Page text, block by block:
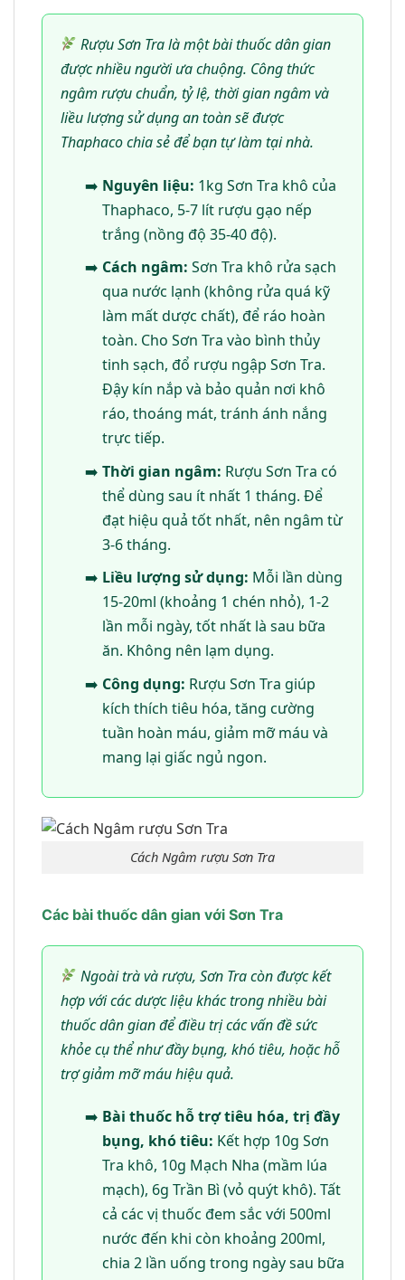
Rượu Sơn Tra là một bài thuốc dân gian
được nhiều người ưa chuộng. Công thức
ngâm rượu chuẩn, tỷ lệ, thời gian ngâm và
liều lượng sử dụng an toàn sẽ được
Thaphaco chia sẻ để bạn tự làm tại nhà.
Nguyên liệu: 1kg Sơn Tra khô của
Thaphaco, 5-7 lít rượu gạo nếp
trắng (nồng độ 35-40 độ).
Cách ngâm: Sơn Tra khô rửa sạch
qua nước lạnh (không rửa quá kỹ
làm mất dược chất), để ráo hoàn
toàn. Cho Sơn Tra vào bình thủy
tinh sạch, đổ rượu ngập Sơn Tra.
Đậy kín nắp và bảo quản nơi khô
ráo, thoáng mát, tránh ánh nắng
trực tiếp.
Thời gian ngâm: Rượu Sơn Tra có
thể dùng sau ít nhất 1 tháng. Để
đạt hiệu quả tốt nhất, nên ngâm từ
3-6 tháng.
Liều lượng sử dụng: Mỗi lần dùng
15-20ml (khoảng 1 chén nhỏ), 1-2
lần mỗi ngày, tốt nhất là sau bữa
ăn. Không nên lạm dụng.
Công dụng: Rượu Sơn Tra giúp
kích thích tiêu hóa, tăng cường
tuần hoàn máu, giảm mỡ máu và
mang lại giấc ngủ ngon.
Cách Ngâm rượu Sơn Tra
Các bài thuốc dân gian với Sơn Tra
Ngoài trà và rượu, Sơn Tra còn được kết
hợp với các dược liệu khác trong nhiều bài
thuốc dân gian để điều trị các vấn đề sức
khỏe cụ thể như đầy bụng, khó tiêu, hoặc hỗ
trợ giảm mỡ máu hiệu quả.
Bài thuốc hỗ trợ tiêu hóa, trị đầy
bụng, khó tiêu: Kết hợp 10g Sơn
Tra khô, 10g Mạch Nha (mầm lúa
mạch), 6g Trần Bì (vỏ quýt khô). Tất
cả các vị thuốc đem sắc với 500ml
nước đến khi còn khoảng 200ml,
chia 2 lần uống trong ngày sau bữa